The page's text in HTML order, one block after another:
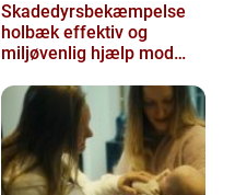
Skadedyrsbekæmpelse
holbæk effektiv og
miljøvenlig hjælp mod